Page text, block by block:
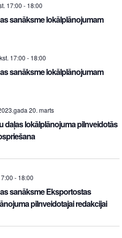
17:00 - 18:00
sanāksme lokālplānojumam
17:00 - 18:00
sanāksme lokālplānojumam
20. marts
daļas lokālplānojuma pilnveidotās
- 18:00
sanāksme Eksportostas
pilnveidotajai redakcijai